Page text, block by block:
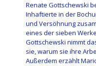
Renate Gottschewski
Inhaftierte in der
und Versöhnung
eines der sieben
Gottschewski nimmt
sie, warum sie ihre
Außerdem erzählt